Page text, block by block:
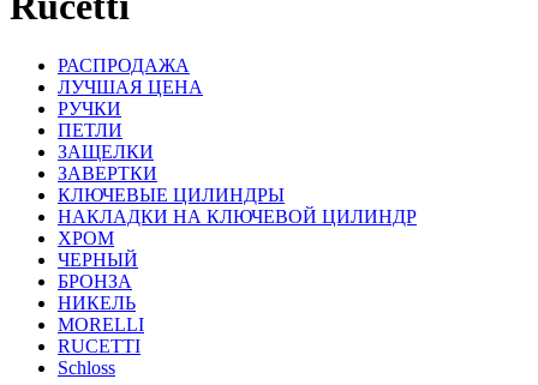
РАСПРОДАЖА
ЛУЧШАЯ ЦЕНА
РУЧКИ
ПЕТЛИ
ЗАЩЕЛКИ
ЗАВЕРТКИ
КЛЮЧЕВЫЕ ЦИЛИНДРЫ
НАКЛАДКИ НА КЛЮЧЕВОЙ ЦИЛИНДР
ХРОМ
ЧЕРНЫЙ
БРОНЗА
НИКЕЛЬ
MORELLI
RUCETTI
Schloss